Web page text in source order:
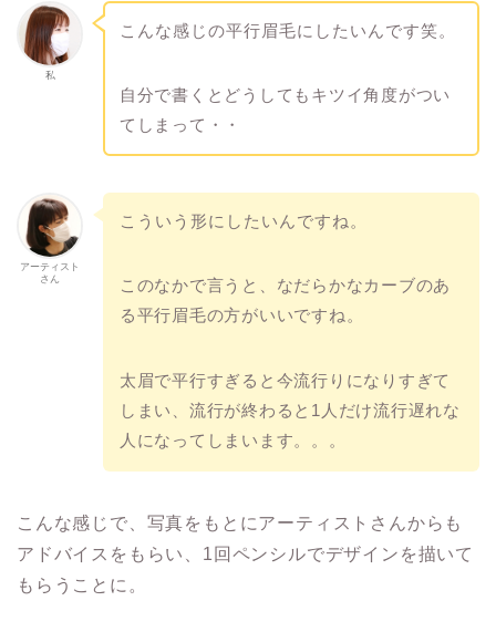
私
こんな感じの平行眉毛にしたいんです笑。
自分で書くとどうしてもキツイ角度がつい
てしまって・・
アーティスト
さん
こういう形にしたいんですね。
このなかで言うと、なだらかなカーブのあ
る平行眉毛の方がいいですね。
太眉で平行すぎると今流行りになりすぎて
しまい、流行が終わると1人だけ流行遅れな
人になってしまいます。。。
こんな感じで、写真をもとにアーティストさんからも
アドバイスをもらい、1回ペンシルでデザインを描いて
もらうことに。